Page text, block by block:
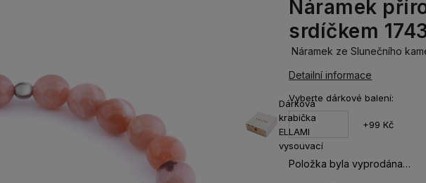
Náramek
srdíčkem
Vyberte dárkové balení:
Dárková
krabička
ELLAMI
vysouvací
+99 Kč
Položka byla vyprodána…
Náramek ze Slunečního
Detailní informace